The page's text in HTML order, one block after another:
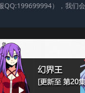
），我们